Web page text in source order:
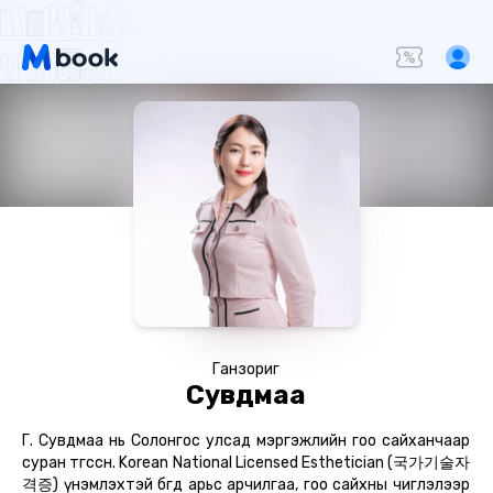
Ганзориг
Сувдмаа
Г. Сувдмаа нь Солонгос улсад мэргэжлийн гоо сайханчаар
суран төгссөн. Korean National Licensed Esthetician (국가기술자
격증) үнэмлэхтэй бөгөөд арьс арчилгаа, гоо сайхны чиглэлээр